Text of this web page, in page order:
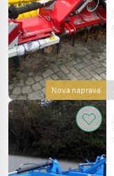
Nova naprava